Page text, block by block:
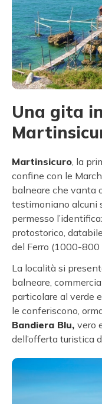
Una gita
Martinsicuro, la
confine con le
balneare che vanta
testimoniano alcuni
permesso
protostorico,
del Ferro (1000-800
La località si
balneare,
particolare al verde
le conferiscono,
Bandiera Blu, vero
dell’offerta turistica